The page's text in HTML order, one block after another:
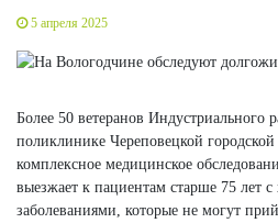
5 апреля 2025
Более 50 ветеранов Индустриального
поликлинике Череповецкой
комплексное медицинское
выезжает к пациентам старше 75 лет
заболеваниями, которые не могут